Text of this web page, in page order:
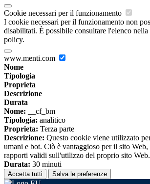
Cookie necessari per il funzionamento
I cookie necessari per il funzionamento non
disabilitati. È possibile consultare l'elenco
policy.
www.menti.com
Nome
Tipologia
Proprieta
Descrizione
Durata
Nome: __cf_bm
Tipologia: analitico
Proprieta: Terza parte
Descrizione: Questo cookie viene utilizzato
umani e bot. Ciò è vantaggioso per il sito
rapporti validi sull'utilizzo del proprio sito Web.
Durata: 30 minuti
Accetta tutti Salva le preferenze